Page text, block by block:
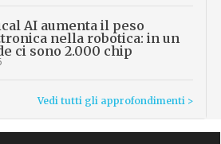
AI aumenta il peso
nella robotica: in un
ci sono 2.000 chip
Vedi tutti gli approfondimenti >